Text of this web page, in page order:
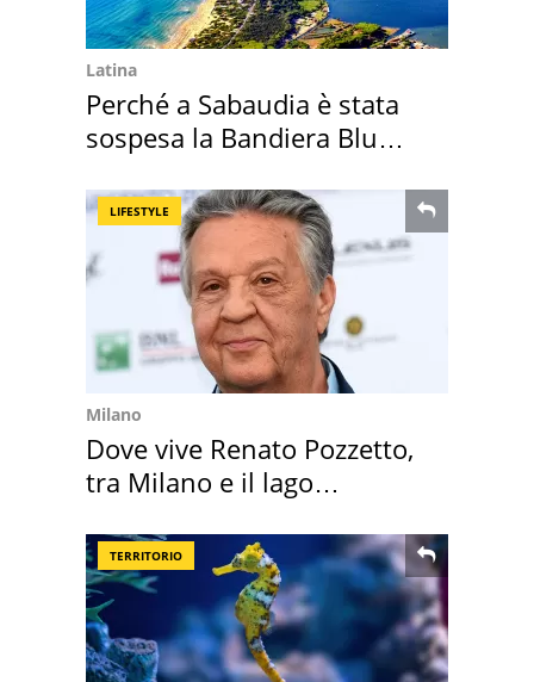
Latina
Perché a Sabaudia è stata
sospesa la Bandiera Blu
LIFESTYLE
Milano
Dove vive Renato Pozzetto,
tra Milano e il lago
TERRITORIO